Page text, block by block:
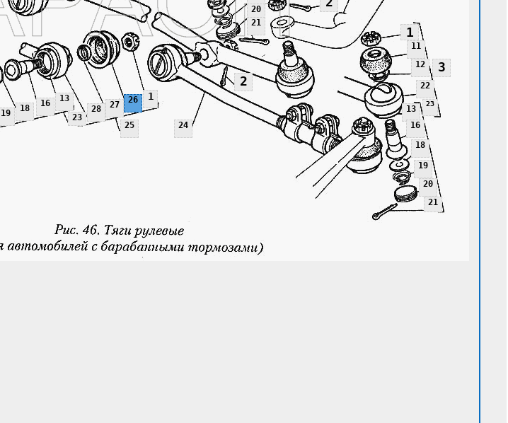
1
1
2
3
11
12
13
13
16
16
18
18
19
19
20
20
21
21
22
23
23
24
25
26
27
28